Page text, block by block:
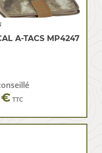
A-TACS MP4247
€ TTC